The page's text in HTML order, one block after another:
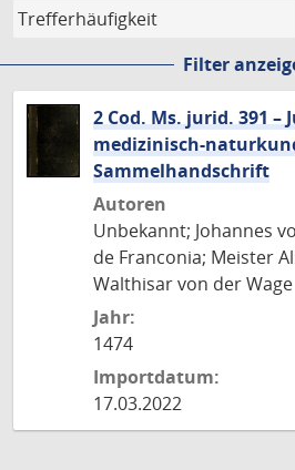
Filter
2 Cod. Ms. jurid. 391 –
medizinisch-
Sammelhandschrift
Autoren
Unbekannt; Johannes
de Franconia; Meister
Walthisar von der Wage
Jahr:
1474
Importdatum:
17.03.2022